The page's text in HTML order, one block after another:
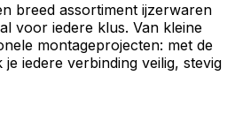
breed assortiment ijzerwaren
voor iedere klus. Van kleine
montageprojecten: met de
iedere verbinding veilig, stevig